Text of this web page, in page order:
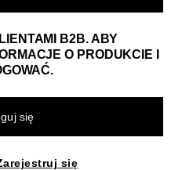
B2B. ABY
O PRODUKCIE I
się
się